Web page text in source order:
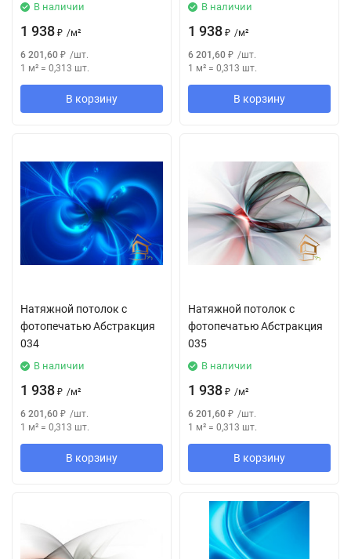
В наличии
1 938 ₽ /м²
6 201,60 ₽ /шт.
1 м² = 0,313 шт.
В корзину
В наличии
1 938 ₽ /м²
6 201,60 ₽ /шт.
1 м² = 0,313 шт.
В корзину
Натяжной потолок с
фотопечатью Абстракция
034
В наличии
1 938 ₽ /м²
6 201,60 ₽ /шт.
1 м² = 0,313 шт.
В корзину
Натяжной потолок с
фотопечатью Абстракция
035
В наличии
1 938 ₽ /м²
6 201,60 ₽ /шт.
1 м² = 0,313 шт.
В корзину